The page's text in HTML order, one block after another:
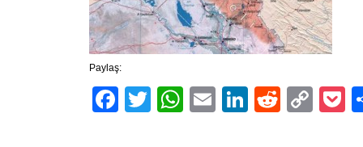
Paylaş:
Facebook
TwitterWhatsApp
EmailLinkedIn
Reddit